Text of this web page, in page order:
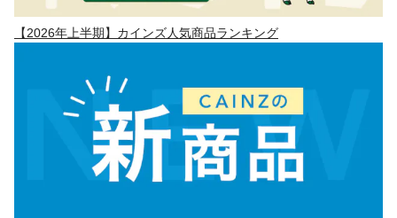
【2026年上半期】カインズ人気商品ランキング